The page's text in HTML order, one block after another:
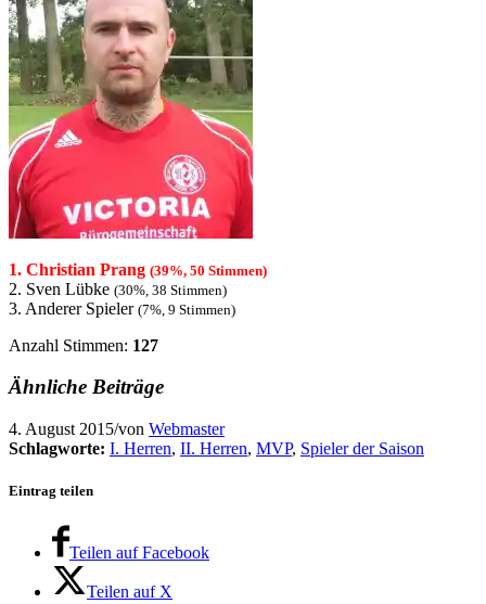
1. Christian Prang (39%, 50 Stimmen)
2. Sven Lübke (30%, 38 Stimmen)
3. Anderer Spieler (7%, 9 Stimmen)
Anzahl Stimmen: 127
Ähnliche Beiträge
4. August 2015/von Webmaster
Schlagworte: I. Herren, II. Herren, MVP, Spieler der Saison
Eintrag teilen
Teilen auf Facebook
Teilen auf X